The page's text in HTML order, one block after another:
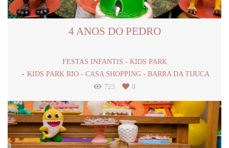
4 ANOS DO PEDRO
FESTAS INFANTIS - KIDS PARK
KIDS PARK RIO - CASA SHOPPING - BARRA DA TIJUCA
723
0